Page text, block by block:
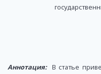
Аннотация:В статье